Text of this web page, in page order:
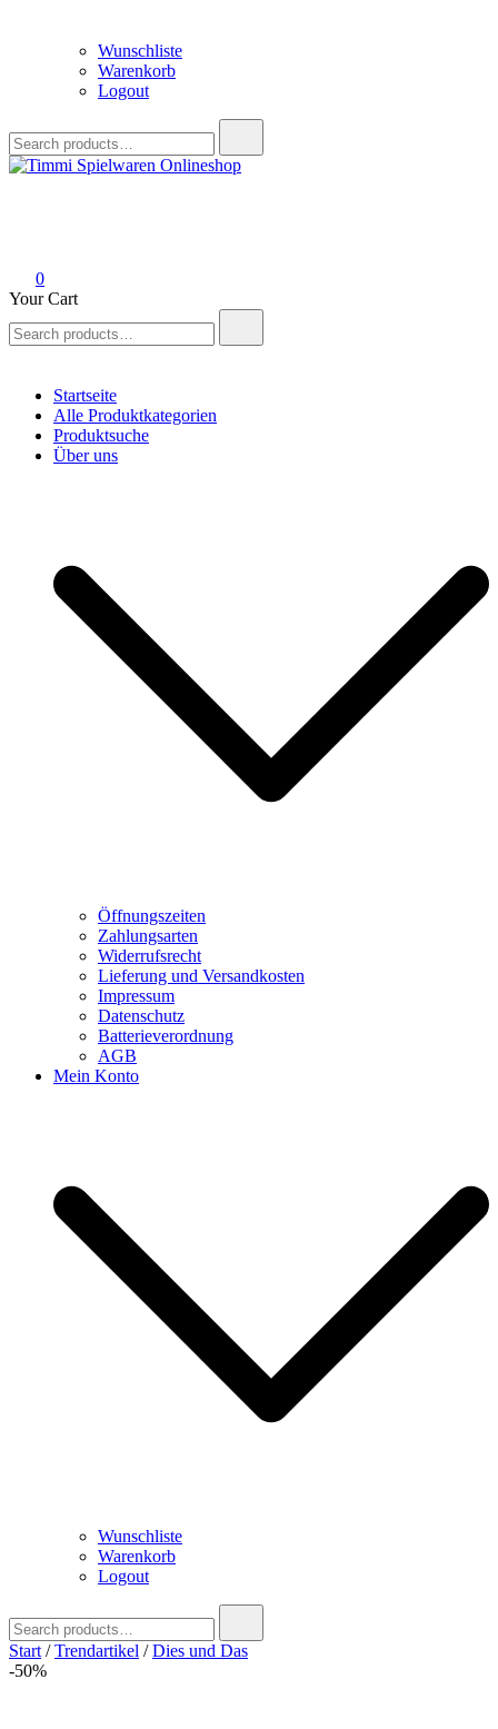
Wunschliste
Warenkorb
Logout
for:
0
Your Cart
for:
Startseite
Alle Produktkategorien
Produktsuche
Über uns
Öffnungszeiten
Zahlungsarten
Widerrufsrecht
Lieferung und Versandkosten
Impressum
Datenschutz
Batterieverordnung
AGB
Mein Konto
Wunschliste
Warenkorb
Logout
for:
Start /Trendartikel /Dies und Das
-50%